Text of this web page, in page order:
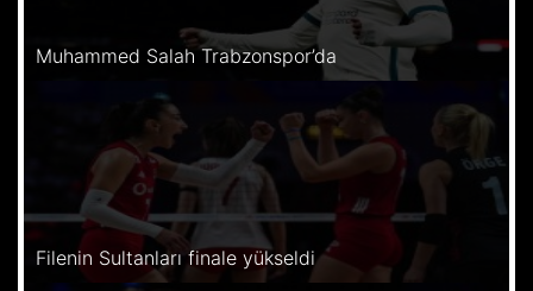
Muhammed Salah Trabzonspor’da
Filenin Sultanları finale yükseldi